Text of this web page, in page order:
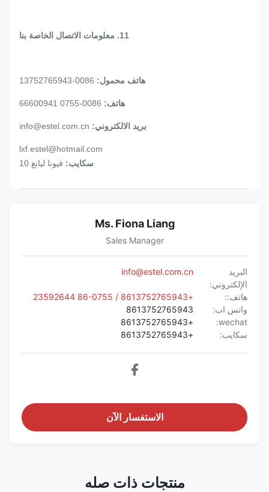
11. معلومات الاتصال الخاصة بنا
هاتف محمول:
هاتف:
بريد الالكتروني: info@estel.com.cn
lxf.estel@hotmail.com
سكايب: فيونا ليانغ 10
Ms. Fiona Liang
Sales Manager
البريد
الإلكتروني:
info@estel.com.cn
هاتف::
+8613752765943 / 86-0755 23592644
واتس اب:
8613752765943
wechat:
+8613752765943
سكايب:
+8613752765943
الاستفسار الآن
منتجات ذات صله